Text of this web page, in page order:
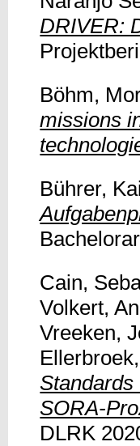
DRIVER:
Böhm,
missions
Bührer, Kai
Cain,
Volkert,
Vreeken,
SORA-
DLRK